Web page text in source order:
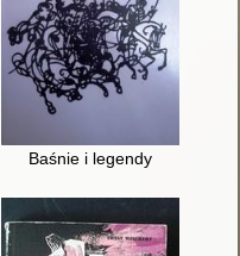
Baśnie i legendy